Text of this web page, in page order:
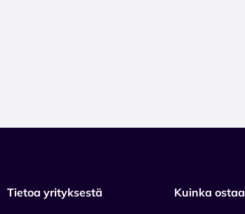
Tietoa yrityksestä Kuinka ostaa